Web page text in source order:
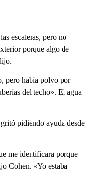
escaleras, pero no
porque algo de
pero había polvo por
del techo». El agua
pidiendo ayuda desde
me identificara porque
Cohen. «Yo estaba